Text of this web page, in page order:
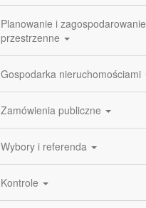
Planowanie i zagospodarowanie
przestrzenne
Gospodarka nieruchomościami
Zamówienia publiczne
Wybory i referenda
Kontrole